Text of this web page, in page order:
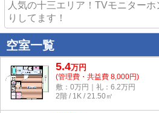
人気の十三エリア！TVモニター
りしてます！
空室一覧
5.4万円
(管理費・共益費 8,000円)
敷：0万円｜礼：6.2万円
2階 / 1K / 21.50㎡